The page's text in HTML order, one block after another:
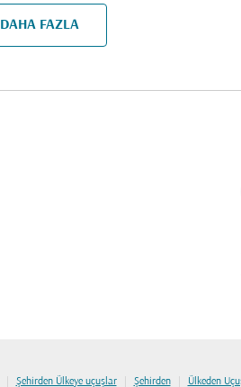
DAHA FAZLA
| Şehirden Ülkeye uçuşlar | Şehirden | Ülkeden